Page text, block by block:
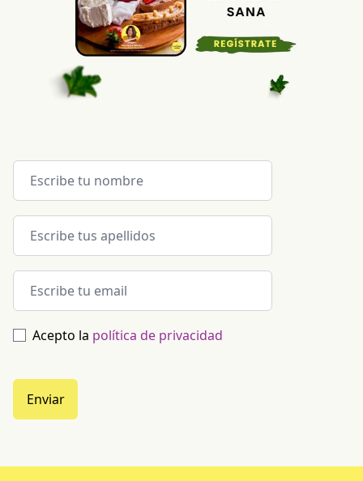
Acepto la política de privacidad
Enviar